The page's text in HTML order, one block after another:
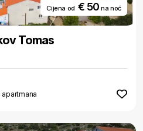
Cijena od € 50na noć
Tomas